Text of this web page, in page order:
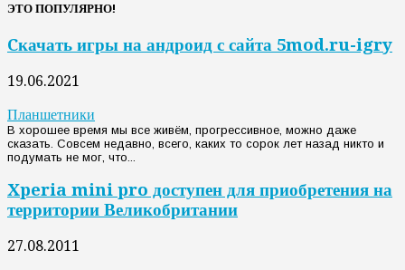
ЭТО ПОПУЛЯРНО!
Cкачать игры на андроид с сайта 5mod.ru-igry
19.06.2021
Планшетники
В хорошее время мы все живём, прогрессивное, можно даже
сказать. Совсем недавно, всего, каких то сорок лет назад никто и
подумать не мог, что...
Xperia mini pro доступен для приобретения на
территории Великобритании
27.08.2011